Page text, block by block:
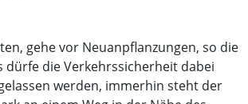
gehe vor Neuanpflanzungen, so die
dürfe die Verkehrssicherheit dabei
werden, immerhin steht der